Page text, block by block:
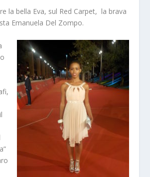
la bella Eva, sul Red Carpet, la brava
Emanuela Del Zompo.